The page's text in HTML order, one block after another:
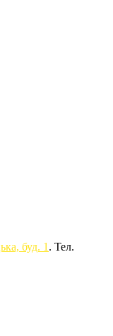
буд. 1 . Тел.